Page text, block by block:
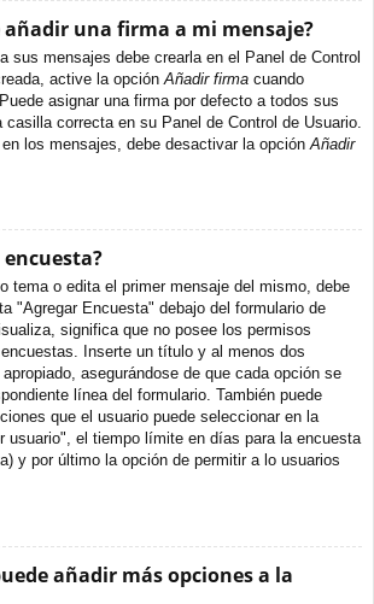
añadir una firma a mi mensaje?
sus mensajes debe crearla en el Panel de Control
active la opción Añadir firma cuando
asignar una firma por defecto a todos sus
correcta en su Panel de Control de Usuario.
los mensajes, debe desactivar la opción Añadir
tema o edita el primer mensaje del mismo, debe
"Agregar Encuesta" debajo del formulario de
significa que no posee los permisos
Inserte un título y al menos dos
asegurándose de que cada opción se
línea del formulario. También puede
que el usuario puede seleccionar en la
usuario", el tiempo límite en días para la encuesta
y por último la opción de permitir a lo usuarios
añadir más opciones a la